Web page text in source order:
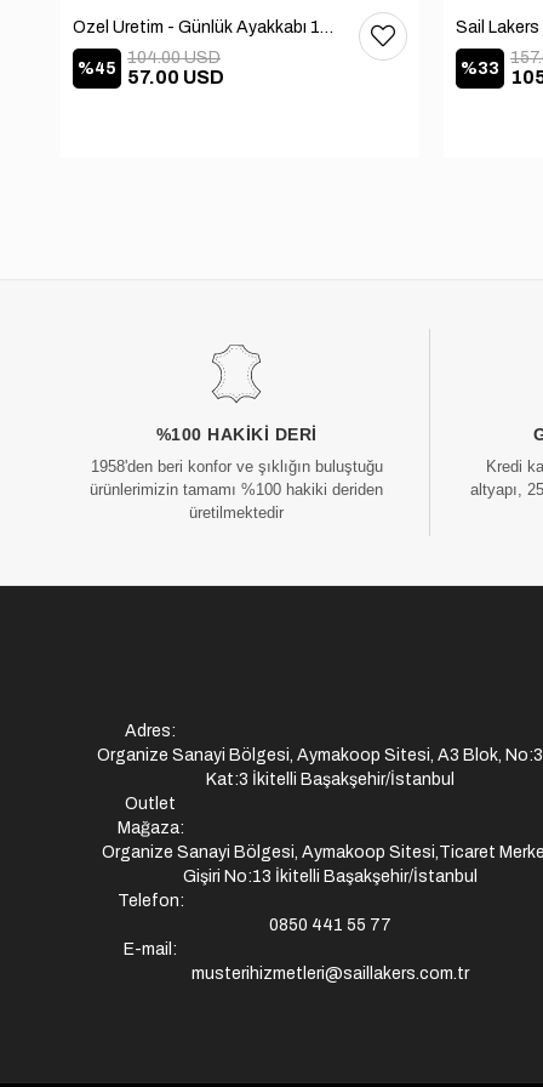
Özel Üretim - Günlük Ayakkabı 101-2630-11473
%45 57.00 USD
104.00 USD
%33
%100 HAKIKI DERI
1958'den beri konfor ve şıklığın buluştuğu
ürünlerimizin tamamı %100 hakiki deriden
üretilmektedir
Kredi
altyapı,
Adres:
Organize Sanayi Bölgesi, Aymakoop Sitesi, A3 Blok,
Kat:3 İkitelli Başakşehir/İstanbul
Outlet
Mağaza:
Organize Sanayi Bölgesi, Aymakoop Sitesi,Ticaret
Gişiri No:13 İkitelli Başakşehir/İstanbul
Telefon:
0850 441 55 77
E-mail:
musterihizmetleri@saillakers.com.tr